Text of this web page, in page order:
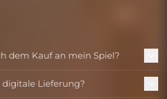
dem Kauf an mein Spiel?
Lieferung?